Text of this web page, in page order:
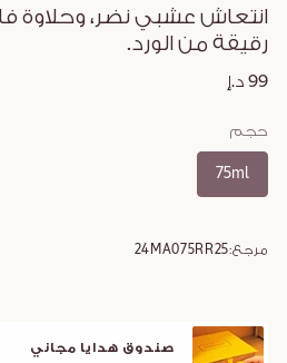
انتعاش عشبي نضر، وحلاوة
رقيقة من الورد.
99 د.إ
حجم
75ml
مرجع:24MA075RR25
صندوق هدايا مجاني